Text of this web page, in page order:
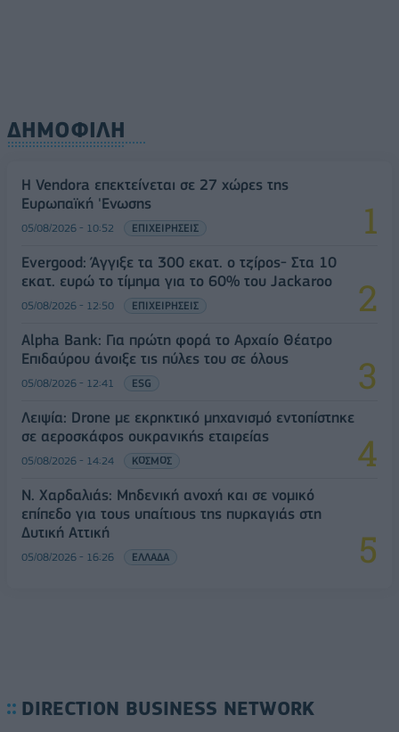
ΔΗΜΟΦΙΛΗ
Η Vendora επεκτείνεται σε 27 χώρες της
Ευρωπαϊκή 'Ενωσης
05/08/2026 - 10:52 ΕΠΙΧΕΙΡΗΣΕΙΣ
Evergood: Άγγιξε τα 300 εκατ. ο τζίρος- Στα 10
εκατ. ευρώ το τίμημα για το 60% του Jackaroo
05/08/2026 - 12:50 ΕΠΙΧΕΙΡΗΣΕΙΣ
Alpha Bank: Για πρώτη φορά το Αρχαίο Θέατρο
Επιδαύρου άνοιξε τις πύλες του σε όλους
05/08/2026 - 12:41 ESG
Λειψία: Drone με εκρηκτικό μηχανισμό εντοπίστηκε
σε αεροσκάφος ουκρανικής εταιρείας
05/08/2026 - 14:24 ΚΟΣΜΟΣ
Ν. Χαρδαλιάς: Μηδενική ανοχή και σε νομικό
επίπεδο για τους υπαίτιους της πυρκαγιάς στη
Δυτική Αττική
05/08/2026 - 16:26 ΕΛΛΑΔΑ
DIRECTION BUSINESS NETWORK